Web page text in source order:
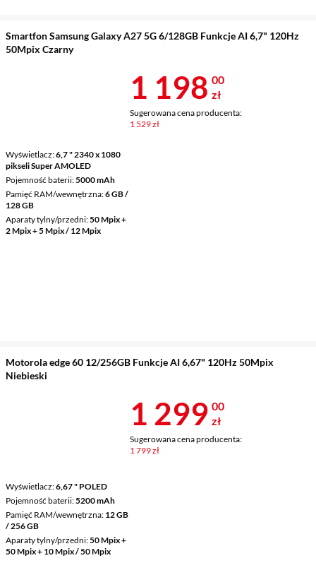
Smartfon Samsung Galaxy A27 5G 6/128GB Funkcje AI 6,7" 120Hz
50Mpix Czarny
Wyświetlacz 6,7 " 2340 x 1080
pikseli Super AMOLED
Pojemność baterii 5000 mAh
Pamięć RAM/wewnętrzna 6 GB /
128 GB
Aparaty tylny/przedni 50 Mpix +
2 Mpix + 5 Mpix / 12 Mpix
Cena 1 198 zł
1 198 00
zł
Sugerowana cena producenta:
1 529 zł
Motorola edge 60 12/256GB Funkcje AI 6,67" 120Hz 50Mpix
Niebieski
Wyświetlacz 6,67 " POLED
Pojemność baterii 5200 mAh
Pamięć RAM/wewnętrzna 12 GB
/ 256 GB
Aparaty tylny/przedni 50 Mpix +
50 Mpix + 10 Mpix / 50 Mpix
Cena 1 299 zł
1 299 00
zł
Sugerowana cena producenta:
1 799 zł